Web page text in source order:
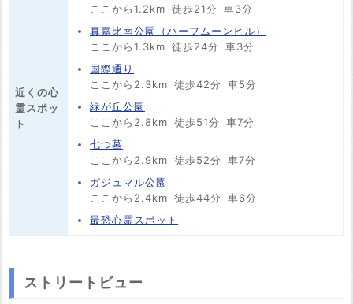
近くの心
霊スポッ
ト
ここから1.2km 徒歩21分
車3分
真嘉比南公園（ハーフムーンヒル）
ここから1.3km 徒歩24分
車3分
国際通り
ここから2.3km 徒歩42分
車5分
緑が丘公園
ここから2.8km 徒歩51分
車7分
七つ墓
ここから2.9km 徒歩52分
車7分
ガジュマル公園
ここから2.4km 徒歩44分
車6分
最恐心霊スポット
ストリートビュー